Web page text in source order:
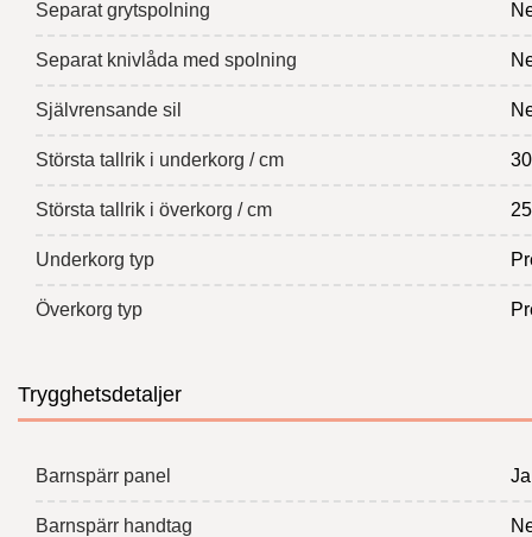
Separat grytspolning
Separat knivlåda med spolning
Självrensande sil
Största tallrik i underkorg / cm 30
Största tallrik i överkorg / cm 25
Underkorg typ
Överkorg typ
Trygghetsdetaljer
Barnspärr panel Ja
Barnspärr handtag